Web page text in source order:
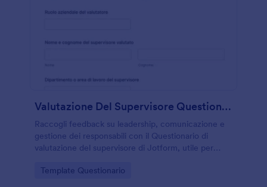
Valutazione Del Supervisore Questionario
Raccogli feedback su leadership, comunicazione e
gestione dei responsabili con il Questionario di
valutazione del supervisore di Jotform, utile per
prestazioni in modo coerente nel tempo.
Go to Category:
Template Questionario